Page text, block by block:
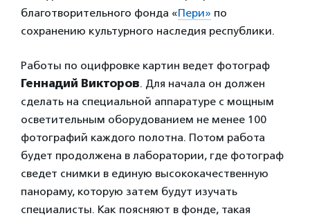
благотворительного фонда «Пери» по
сохранению культурного наследия республики.
Работы по оцифровке картин ведет фотограф
Геннадий Викторов. Для начала он должен
сделать на специальной аппаратуре с мощным
осветительным оборудованием не менее 100
фотографий каждого полотна. Потом работа
будет продолжена в лаборатории, где фотограф
сведет снимки в единую высококачественную
панораму, которую затем будут изучать
специалисты. Как поясняют в фонде, такая